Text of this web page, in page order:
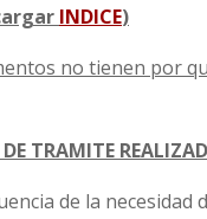
INDICE)
no tienen por
TRAMITE
de la